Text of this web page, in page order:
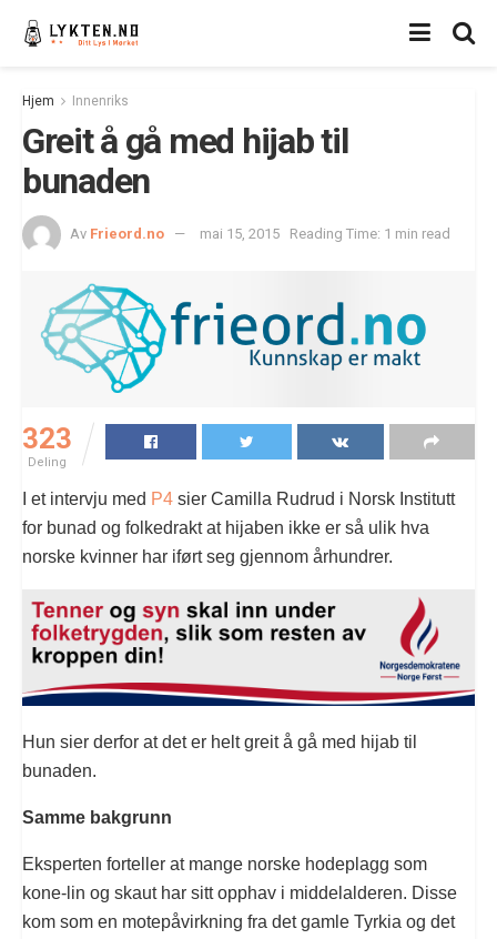
Hjem Innenriks
Greit å gå med hijab til
bunaden
Av Frieord.no mai 15, 2015 Reading Time: 1 min read
323
Deling
I et intervju med P4 sier Camilla Rudrud i Norsk Institutt
for bunad og folkedrakt at hijaben ikke er så ulik hva
norske kvinner har iført seg gjennom århundrer.
Hun sier derfor at det er helt greit å gå med hijab til
bunaden.
Samme bakgrunn
Eksperten forteller at mange norske hodeplagg som
kone-lin og skaut har sitt opphav i middelalderen. Disse
kom som en motepåvirkning fra det gamle Tyrkia og det